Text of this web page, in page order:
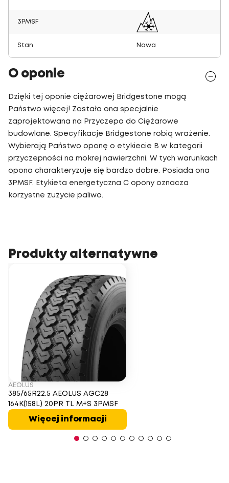
3PMSF
Stan Nowa
O oponie
Dzięki tej oponie ciężarowej Bridgestone mogą
Państwo więcej! Została ona specjalnie
zaprojektowana na Przyczepa do Ciężarowe
budowlane. Specyfikacje Bridgestone robią wrażenie.
Wybierają Państwo oponę o etykiecie B w kategorii
przyczepności na mokrej nawierzchni. W tych warunkach
opona charakteryzuje się bardzo dobre. Posiada ona
3PMSF. Etykieta energetyczna C opony oznacza
korzystne zużycie paliwa.
Produkty alternatywne
AEOLUS
385/65R22.5 AEOLUS AGC28
164K(158L) 20PR TL M+S 3PMSF
Więcej informacji